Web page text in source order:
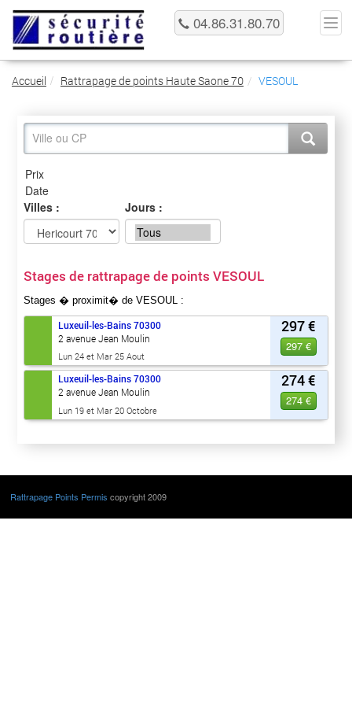
04.86.31.80.70
Accueil Rattrapage de points Haute Saone 70 VESOUL
Villes : Jours :
Stages de rattrapage de points VESOUL
Stages � proximit� de VESOUL :
297 €
297 €
Luxeuil-les-Bains 70300
2 avenue Jean Moulin
Lun 24 et Mar 25 Aout
274 €
274 €
Luxeuil-les-Bains 70300
2 avenue Jean Moulin
Lun 19 et Mar 20 Octobre
Rattrapage Points Permis copyright 2009